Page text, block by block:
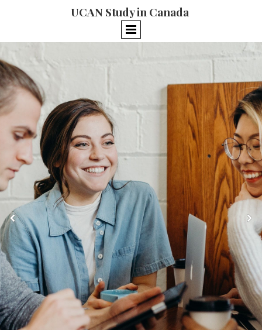
UCAN Study in Canada